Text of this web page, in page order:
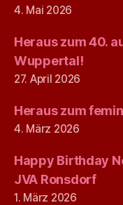
4. Mai 2026
Heraus zum 40.
Wuppertal!
27. April 2026
Heraus zum
4. März 2026
Happy Birthday
JVA Ronsdorf
1. März 2026